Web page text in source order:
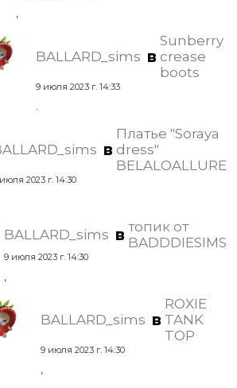
BALLARD_sims в
Sunberry
crease
boots
9 июля 2023 г. 14:33
в
Платье "Soraya
dress"
BELALOALLURE
2023 г. 14:30
BALLARD_sims в топик от
BADDDIESIMS
9 июля 2023 г. 14:30
BALLARD_sims в
ROXIE
TANK
TOP
9 июля 2023 г. 14:30